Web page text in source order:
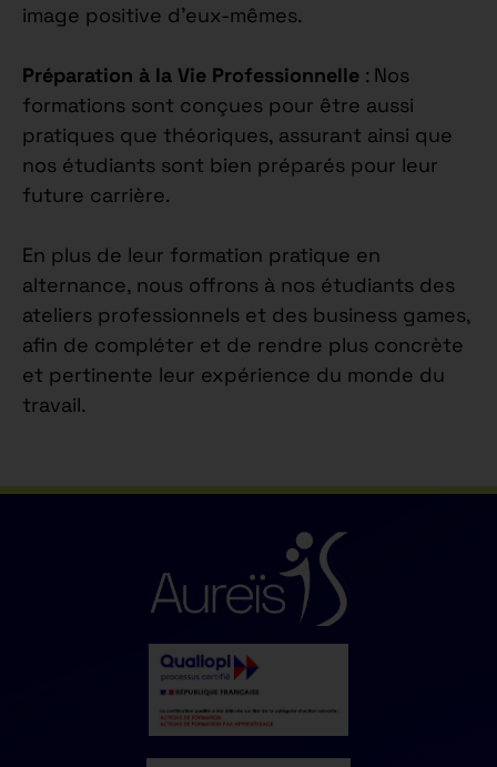
image positive d’eux-mêmes.
Préparation à la Vie Professionnelle : Nos
formations sont conçues pour être aussi
pratiques que théoriques, assurant ainsi que
nos étudiants sont bien préparés pour leur
future carrière.
En plus de leur formation pratique en
alternance, nous offrons à nos étudiants des
ateliers professionnels et des business games,
afin de compléter et de rendre plus concrète
et pertinente leur expérience du monde du
travail.